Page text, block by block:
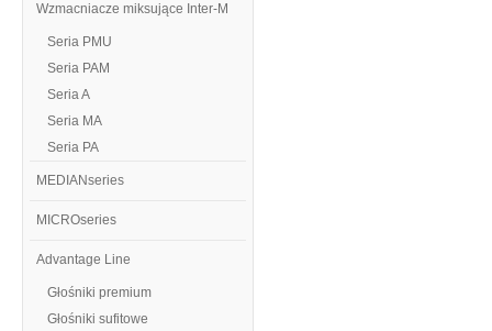
Wzmacniacze miksujące Inter-M
Seria PMU
Seria PAM
Seria A
Seria MA
Seria PA
MEDIANseries
MICROseries
Advantage Line
Głośniki premium
Głośniki sufitowe